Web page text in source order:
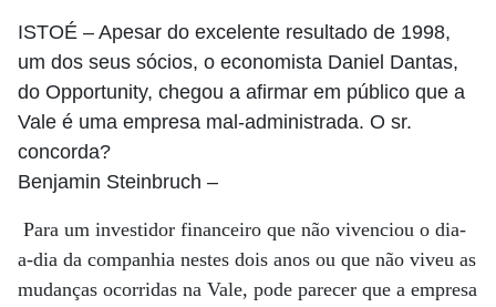
ISTOÉ – Apesar do excelente resultado de 1998,
um dos seus sócios, o economista Daniel Dantas,
do Opportunity, chegou a afirmar em público que a
Vale é uma empresa mal-administrada. O sr.
concorda?
Benjamin Steinbruch –
Para um investidor financeiro que não vivenciou o dia-
a-dia da companhia nestes dois anos ou que não viveu as
mudanças ocorridas na Vale, pode parecer que a empresa